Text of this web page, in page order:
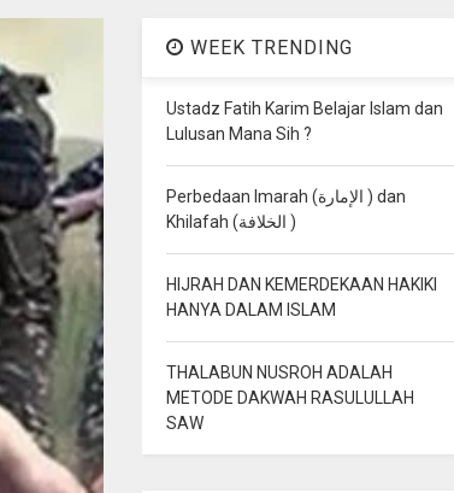
WEEK TRENDING
Ustadz Fatih Karim Belajar Islam dan
Lulusan Mana Sih ?
Perbedaan Imarah (الإمارة ) dan
Khilafah (الخلافة )
HIJRAH DAN KEMERDEKAAN HAKIKI
HANYA DALAM ISLAM
THALABUN NUSROH ADALAH
METODE DAKWAH RASULULLAH
SAW